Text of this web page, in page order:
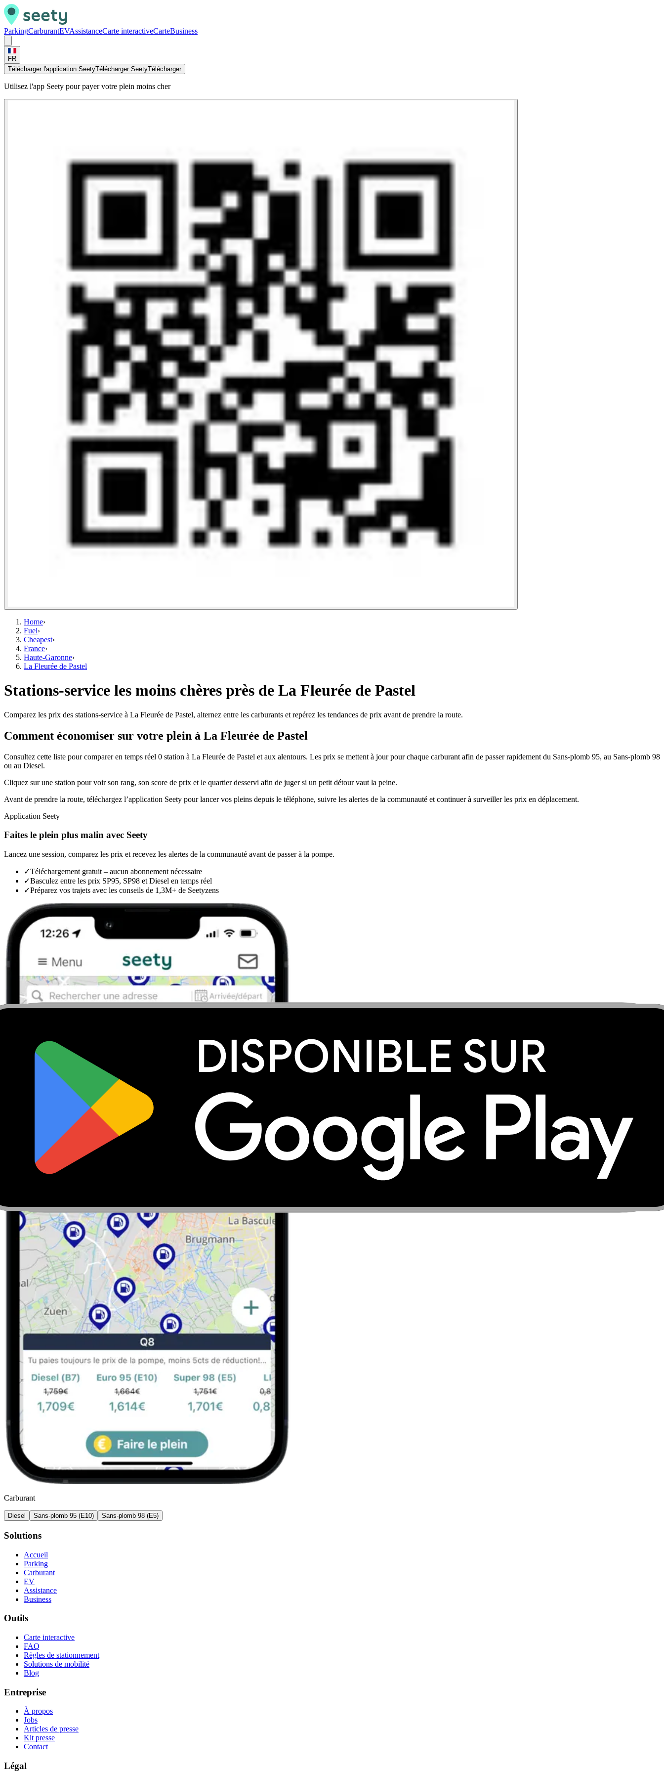
ParkingCarburantEVAssistanceCarte interactiveCarteBusiness
FR
Télécharger l'application SeetyTélécharger SeetyTélécharger
Utilisez l'app Seety pour payer votre plein moins cher
Home›
Fuel›
Cheapest›
France›
Haute-Garonne›
La Fleurée de Pastel
Stations-service les moins chères près de La Fleurée de Pastel
Comparez les prix des stations-service à La Fleurée de Pastel, alternez entre les carburants et repérez les tendances de prix avant de prendre la route.
Comment économiser sur votre plein à La Fleurée de Pastel
Consultez cette liste pour comparer en temps réel 0 station à La Fleurée de Pastel et aux alentours. Les prix se mettent à jour pour chaque carburant afin de passer rapidement du Sans-plomb 95, au Sans-plomb 98
ou au Diesel.
Cliquez sur une station pour voir son rang, son score de prix et le quartier desservi afin de juger si un petit détour vaut la peine.
Avant de prendre la route, téléchargez l’application Seety pour lancer vos pleins depuis le téléphone, suivre les alertes de la communauté et continuer à surveiller les prix en déplacement.
Application Seety
Faites le plein plus malin avec Seety
Lancez une session, comparez les prix et recevez les alertes de la communauté avant de passer à la pompe.
✓Téléchargement gratuit – aucun abonnement nécessaire
✓Basculez entre les prix SP95, SP98 et Diesel en temps réel
✓Préparez vos trajets avec les conseils de 1,3M+ de Seetyzens
Carburant
Diesel Sans-plomb 95 (E10) Sans-plomb 98 (E5)
Solutions
Accueil
Parking
Carburant
EV
Assistance
Business
Outils
Carte interactive
FAQ
Règles de stationnement
Solutions de mobilité
Blog
Entreprise
À propos
Jobs
Articles de presse
Kit presse
Contact
Légal